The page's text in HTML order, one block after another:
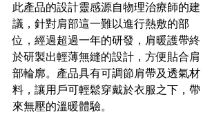
此產品的設計靈感源自物理治療師的建
議，針對肩部這一難以進行熱敷的部
位，經過超過一年的研發，肩暖護帶終
於研製出輕薄無縫的設計，方便貼合肩
部輪廓。產品具有可調節肩帶及透氣材
料，讓用戶可輕鬆穿戴於衣服之下，帶
來無壓的溫暖體驗。